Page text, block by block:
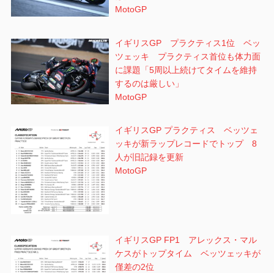
MotoGP
イギリスGP プラクティス1位 ベッ
ツェッキ プラクティス首位も体力面
に課題「5周以上続けてタイムを維持
するのは厳しい」
MotoGP
イギリスGP プラクティス ベッツェ
ッキが新ラップレコードでトップ 8
人が旧記録を更新
MotoGP
イギリスGP FP1 アレックス・マル
ケスがトップタイム ベッツェッキが
僅差の2位